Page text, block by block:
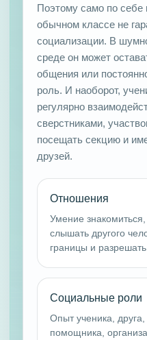
Поэтому само по себе
обычном классе не
социализации. В
среде он может
общения или
роль. И наоборот,
регулярно
сверстниками,
посещать секцию и
друзей.
Отношения
Умение знакомиться,
слышать другого
границы и разрешать
Социальные роли
Опыт ученика, друга,
помощника,